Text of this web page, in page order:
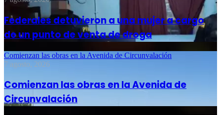
Federales detuvieron a una mujer a cargo
de un punto de venta de droga
Comienzan las obras en la Avenida de Circunvalación
7 agosto, 2026
Comienzan las obras en la Avenida de
Circunvalación